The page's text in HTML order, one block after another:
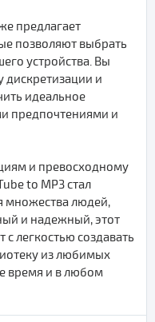
предлагает
позволяют выбрать
устройства. Вы
дискретизации и
идеальное
предпочтениями и
и превосходному
to MP3 стал
множества людей,
и надежный, этот
легкостью создавать
из любимых
время и в любом